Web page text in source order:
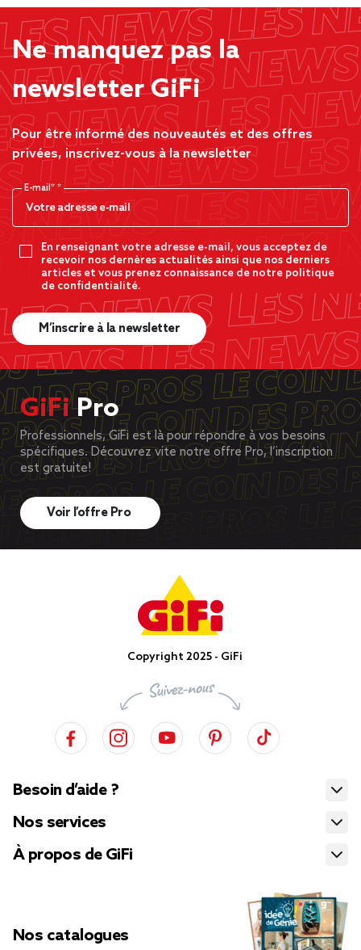
Ne manquez pas la
newsletter GiFi
Pour être informé des nouveautés et des offres
privées, inscrivez-vous à la newsletter
E-mail*
En renseignant votre adresse e-mail, vous acceptez de
recevoir nos dernères actualités ainsi que nos derniers
articles et vous prenez connaissance de notre politique
de confidentialité.
M’inscrire à la newsletter
GiFiPro
Professionnels, GiFi est là pour répondre à vos besoins
spécifiques. Découvrez vite notre offre Pro, l’inscription
est gratuite!
Voir l’offre Pro
Copyright 2025 - GiFi
Besoin d’aide ?
Nos services
À propos de GiFi
Nos catalogues